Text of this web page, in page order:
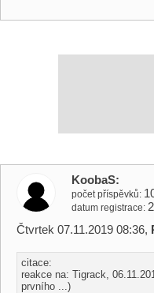
KoobaS
počet příspěvků
datum registrace
Čtvrtek 07.11.2019 08:36,
citace:
reakce na: Tigrack,
prvního ...)